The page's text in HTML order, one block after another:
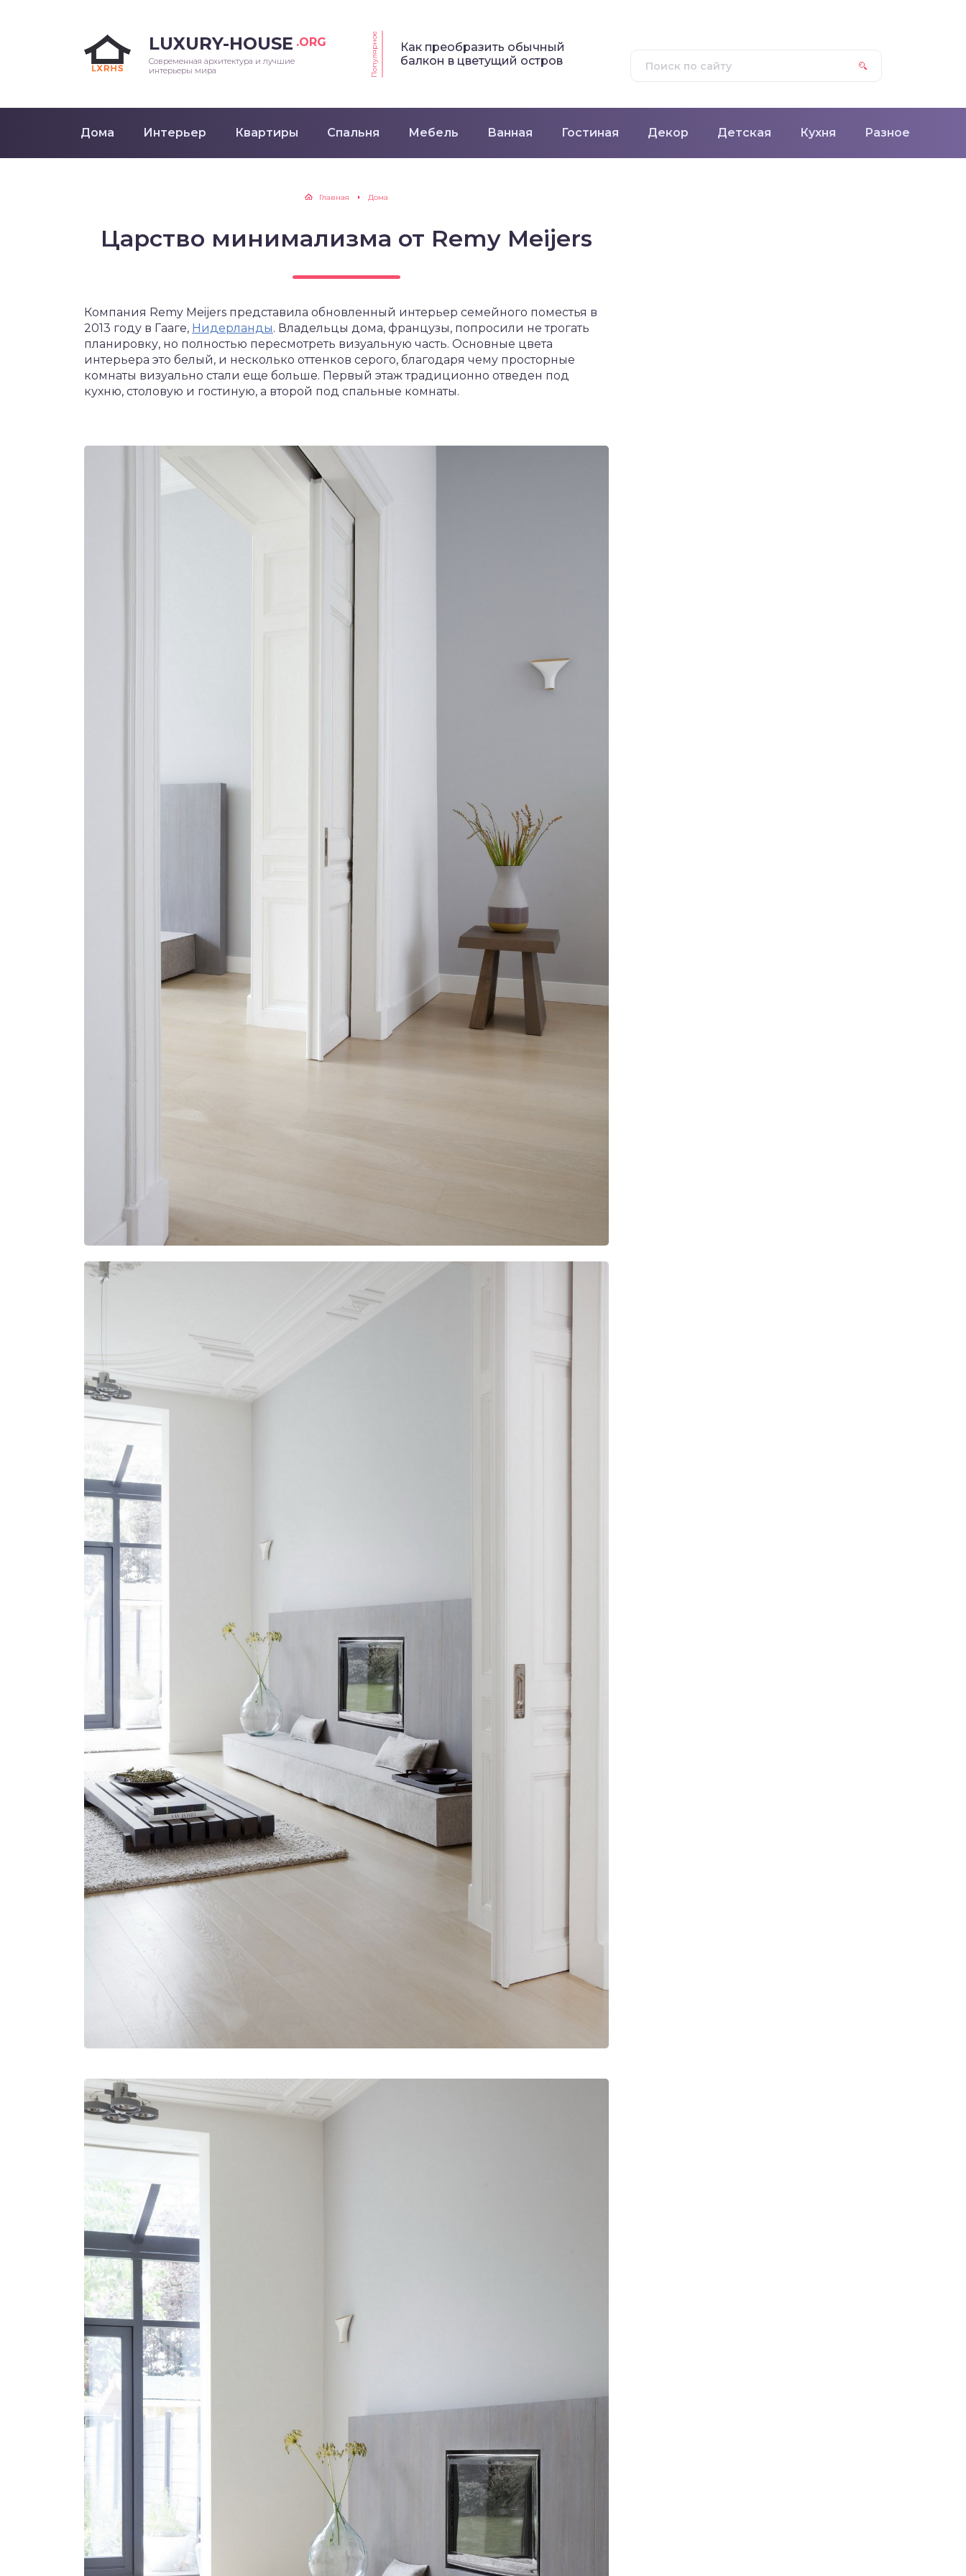
LUXURY-HOUSE .ORG
Современная архитектура и лучшие
интерьеры мира
Популярное
Как преобразить обычный
балкон в цветущий остров
Дома Интерьер Квартиры Спальня Мебель Ванная Гостиная Декор Детская Кухня Разное
Главная Дома
Царство минимализма от Remy Meijers
Компания Remy Meijers представила обновленный интерьер семейного поместья в
2013 году в Гааге, Нидерланды. Владельцы дома, французы, попросили не трогать
планировку, но полностью пересмотреть визуальную часть. Основные цвета
интерьера это белый, и несколько оттенков серого, благодаря чему просторные
комнаты визуально стали еще больше. Первый этаж традиционно отведен под
кухню, столовую и гостиную, а второй под спальные комнаты.